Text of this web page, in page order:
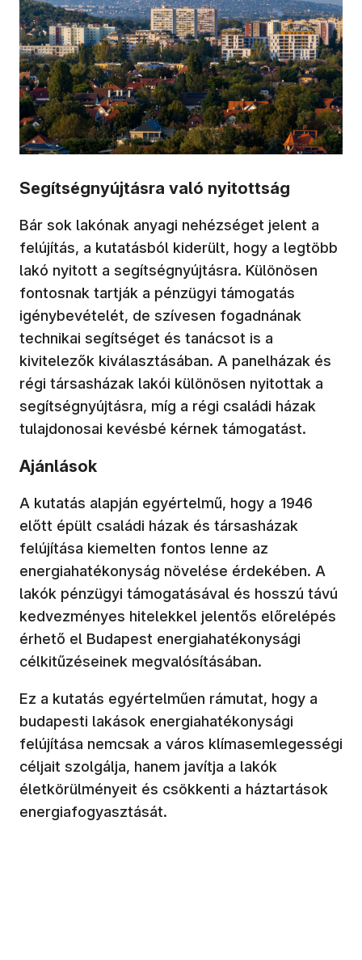
Segítségnyújtásra való nyitottság
Bár sok lakónak anyagi nehézséget jelent a
felújítás, a kutatásból kiderült, hogy a legtöbb
lakó nyitott a segítségnyújtásra. Különösen
fontosnak tartják a pénzügyi támogatás
igénybevételét, de szívesen fogadnának
technikai segítséget és tanácsot is a
kivitelezők kiválasztásában. A panelházak és
régi társasházak lakói különösen nyitottak a
segítségnyújtásra, míg a régi családi házak
tulajdonosai kevésbé kérnek támogatást.
Ajánlások
A kutatás alapján egyértelmű, hogy a 1946
előtt épült családi házak és társasházak
felújítása kiemelten fontos lenne az
energiahatékonyság növelése érdekében. A
lakók pénzügyi támogatásával és hosszú távú
kedvezményes hitelekkel jelentős előrelépés
érhető el Budapest energiahatékonysági
célkitűzéseinek megvalósításában.
Ez a kutatás egyértelműen rámutat, hogy a
budapesti lakások energiahatékonysági
felújítása nemcsak a város klímasemlegességi
céljait szolgálja, hanem javítja a lakók
életkörülményeit és csökkenti a háztartások
energiafogyasztását.